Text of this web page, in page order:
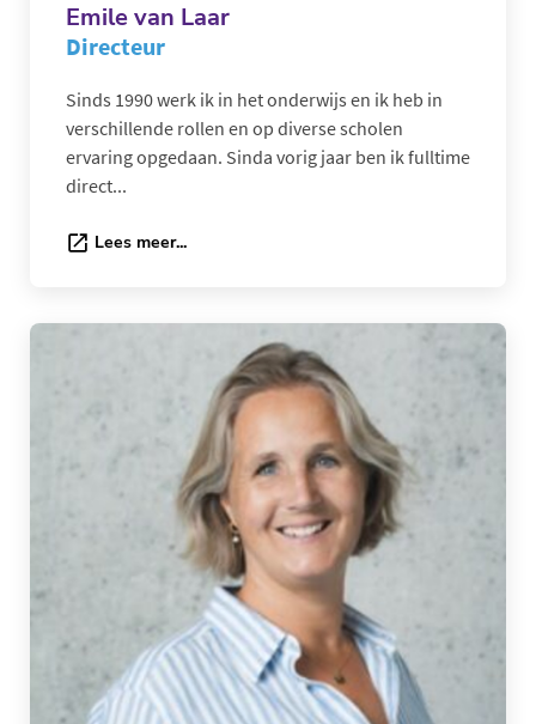
Emile van Laar
Directeur
Sinds 1990 werk ik in het onderwijs en ik heb in
verschillende rollen en op diverse scholen
ervaring opgedaan. Sinda vorig jaar ben ik fulltime
direct...
Lees meer...